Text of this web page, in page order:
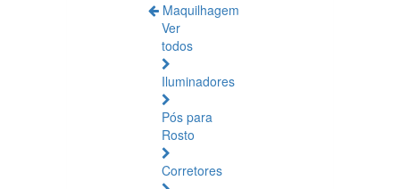
Maquilhagem
Ver
todos
Iluminadores
Pós para
Rosto
Corretores